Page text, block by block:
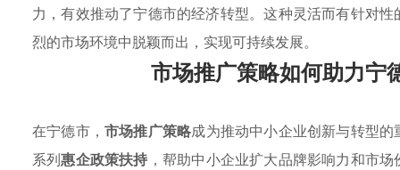
力，有效推动了宁德市的经济转型。这种灵活而有针对性
烈的市场环境中脱颖而出，实现可持续发展。
市场推广策略如何助力宁
在宁德市，市场推广策略成为推动中小企业创新与转型
系列惠企政策扶持 ，帮助中小企业扩大品牌影响力和市